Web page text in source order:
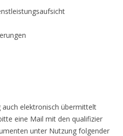
elektronisch übermittelt
eine Mail mit den qualifizier
unter Nutzung folgender